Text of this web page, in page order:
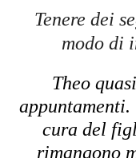
Tenere dei
modo di
Theo
cura del
rimangono